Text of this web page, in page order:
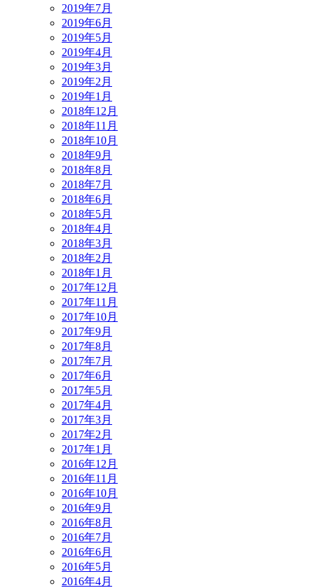
2019年7月
2019年6月
2019年5月
2019年4月
2019年3月
2019年2月
2019年1月
2018年12月
2018年11月
2018年10月
2018年9月
2018年8月
2018年7月
2018年6月
2018年5月
2018年4月
2018年3月
2018年2月
2018年1月
2017年12月
2017年11月
2017年10月
2017年9月
2017年8月
2017年7月
2017年6月
2017年5月
2017年4月
2017年3月
2017年2月
2017年1月
2016年12月
2016年11月
2016年10月
2016年9月
2016年8月
2016年7月
2016年6月
2016年5月
2016年4月